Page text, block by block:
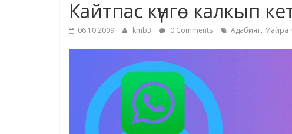
Кайтпас күнгө калкып
06.10.2009 kmb3 0 Comments Адабият, Майра